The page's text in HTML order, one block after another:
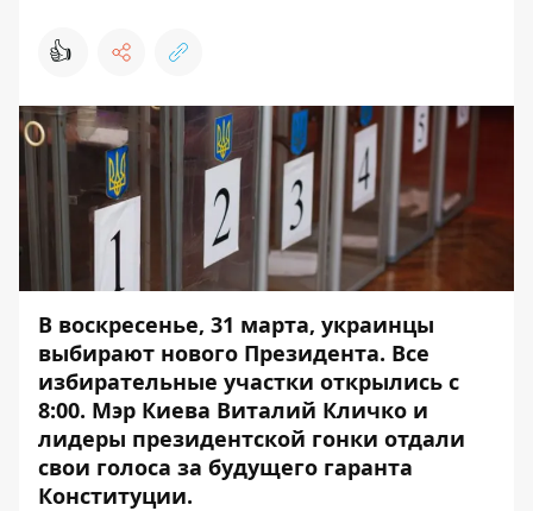
👍
В воскресенье, 31 марта, украинцы
выбирают нового Президента. Все
избирательные участки открылись с
8:00. Мэр Киева Виталий Кличко и
лидеры президентской гонки отдали
свои голоса за будущего гаранта
Конституции.